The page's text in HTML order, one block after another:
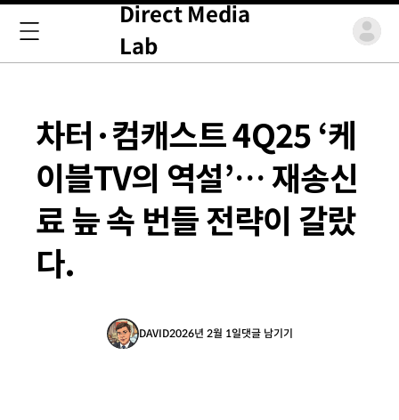
Direct Media
Lab
차터·컴캐스트 4Q25 ‘케
이블TV의 역설’… 재송신
료 늪 속 번들 전략이 갈랐
다.
DAVID2026년 2월 1일댓글 남기기